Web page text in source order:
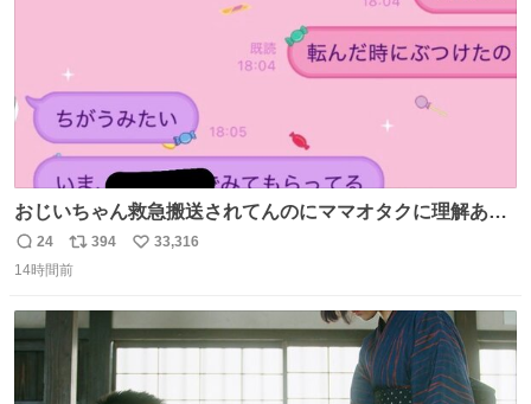
おじいちゃん救急搬送されてんのにママオタクに理解あっ
て不謹慎だけどウケる
返
信
24
リ
ポ
ト
数
394
い
数
33,316
14時間前